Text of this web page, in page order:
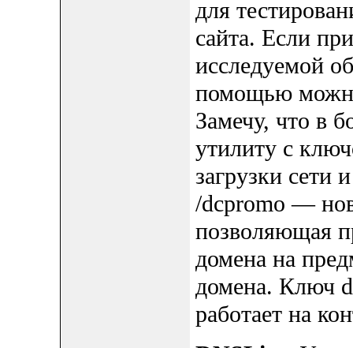
для
сайта. Если
исследуемой
помощью
Замечу, что в
утилиту с
загрузки сети
/dcpromo —
позволяющая
домена на
домена. Ключ
работает на